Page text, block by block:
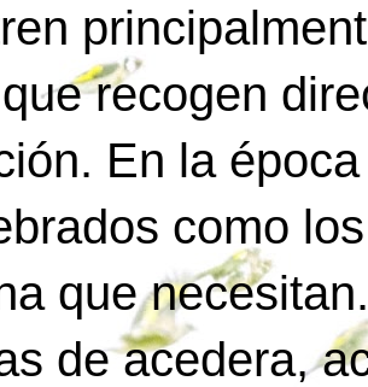
recogen
En la
como
que
de acedera,